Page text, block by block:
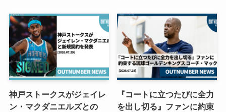
神戸ストークスがジェイレ
ン・マクダニエルズとの
『コートに立つたびに全力
を出し切る』ファンに約束